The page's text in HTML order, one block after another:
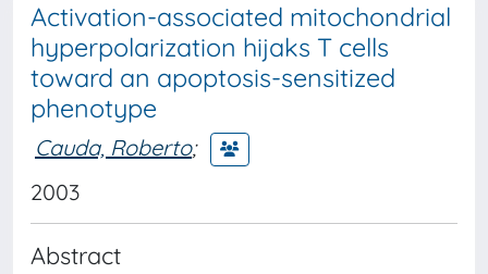
Activation-associated mitochondrial
hyperpolarization hijaks T cells
toward an apoptosis-sensitized
phenotype
Cauda, Roberto;
2003
Abstract